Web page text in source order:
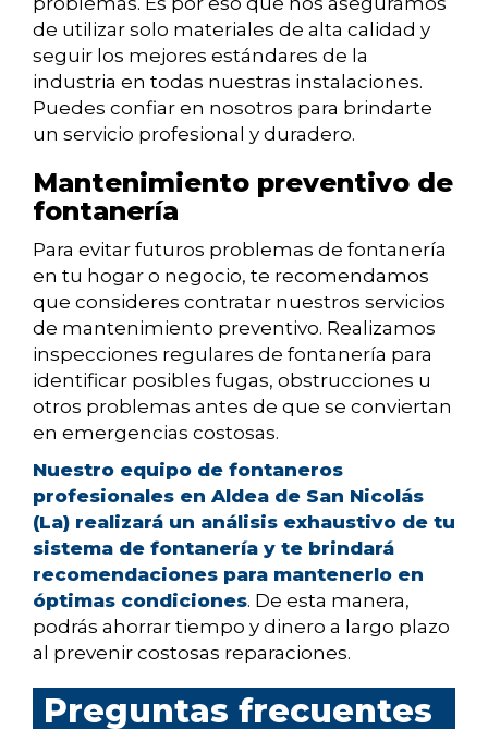
de utilizar solo materiales de alta calidad y
seguir los mejores estándares de la
industria en todas nuestras instalaciones.
Puedes confiar en nosotros para brindarte
un servicio profesional y duradero.
Mantenimiento preventivo de
fontanería
Para evitar futuros problemas de fontanería
en tu hogar o negocio, te recomendamos
que consideres contratar nuestros servicios
de mantenimiento preventivo. Realizamos
inspecciones regulares de fontanería para
identificar posibles fugas, obstrucciones u
otros problemas antes de que se conviertan
en emergencias costosas.
Nuestro equipo de fontaneros
profesionales en Aldea de San Nicolás
(La) realizará un análisis exhaustivo de tu
sistema de fontanería y te brindará
recomendaciones para mantenerlo en
óptimas condiciones. De esta manera,
podrás ahorrar tiempo y dinero a largo plazo
al prevenir costosas reparaciones.
Preguntas frecuentes